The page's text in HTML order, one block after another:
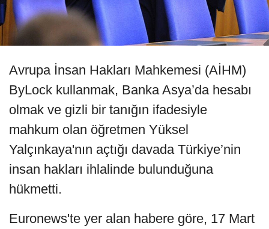
Avrupa İnsan Hakları Mahkemesi (AİHM)
ByLock kullanmak, Banka Asya’da hesabı
olmak ve gizli bir tanığın ifadesiyle
mahkum olan öğretmen Yüksel
Yalçınkaya'nın açtığı davada Türkiye’nin
insan hakları ihlalinde bulunduğuna
hükmetti.
Euronews'te yer alan habere göre, 17 Mart